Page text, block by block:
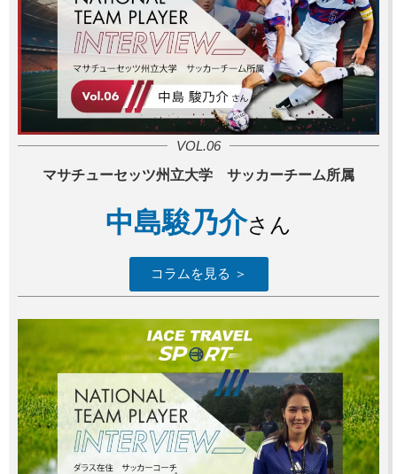
VOL.06
マサチューセッツ州立大学 サッカーチーム所属
中島駿乃介さん
コラムを見る ＞